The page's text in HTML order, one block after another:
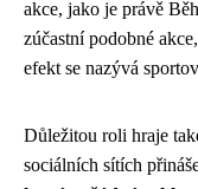
akce, jako je právě
zúčastní podobné
efekt se nazývá
Důležitou roli hraje
sociálních sítích